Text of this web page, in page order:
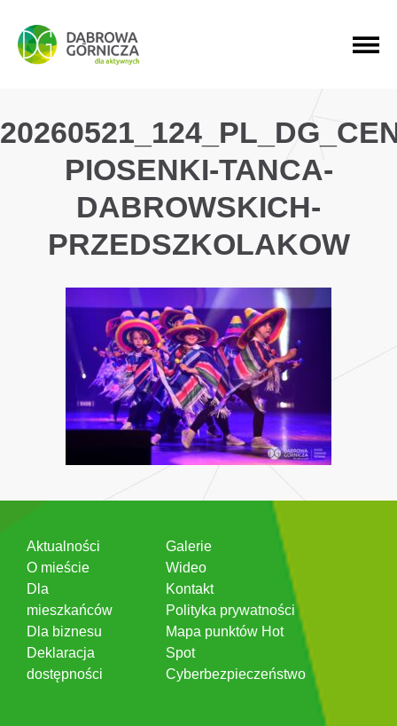
PRZEJDŹ DO MENU GŁÓWNEGO
PRZEJDŹ DO WYSZUKIWARKI
PRZEJDŹ DO TREŚCI
PIOSENKI-TANCA-
DABROWSKICH-
PRZEDSZKOLAKOW
Aktualności
O mieście
Dla
mieszkańców
Dla biznesu
Deklaracja
dostępności
Galerie
Wideo
Kontakt
Polityka prywatności
Mapa punktów Hot
Spot
Cyberbezpieczeństwo